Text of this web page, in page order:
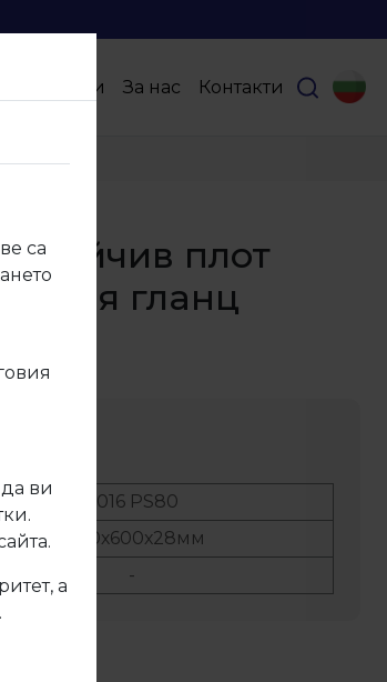
Партньори За нас Контакти
са
ви
а
плот
гланц
F016 PS80
4100х600х28мм
-